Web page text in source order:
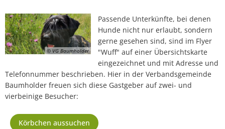
© VG Baumholder
Passende Unterkünfte, bei denen
Hunde nicht nur erlaubt, sondern
gerne gesehen sind, sind im Flyer
"Wuff" auf einer Übersichtskarte
eingezeichnet und mit Adresse und
Telefonnummer beschrieben. Hier in der Verbandsgemeinde
Baumholder freuen sich diese Gastgeber auf zwei- und
vierbeinige Besucher:
Körbchen aussuchen